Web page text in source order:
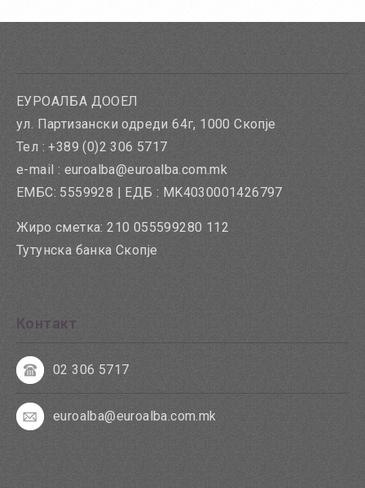
ЕУРОАЛБА ДООЕЛ
ул. Партизански одреди 64г, 1000 Скопје
Тел : +389 (0)2 306 5717
e-mail : euroalba@euroalba.com.mk
ЕМБС: 5559928 | ЕДБ : MK4030001426797
Жиро сметка: 210 055599280 112
Тутунска банка Скопје
Контакт
02 306 5717
euroalba@euroalba.com.mk